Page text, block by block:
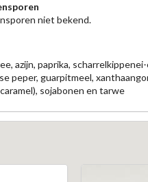
niet bekend.
azijn, paprika,
peper, guarpitmeel,
sojabonen en tarwe